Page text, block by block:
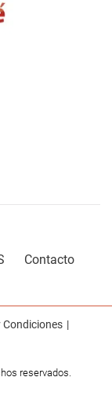
Contacto
Condiciones
reservados.